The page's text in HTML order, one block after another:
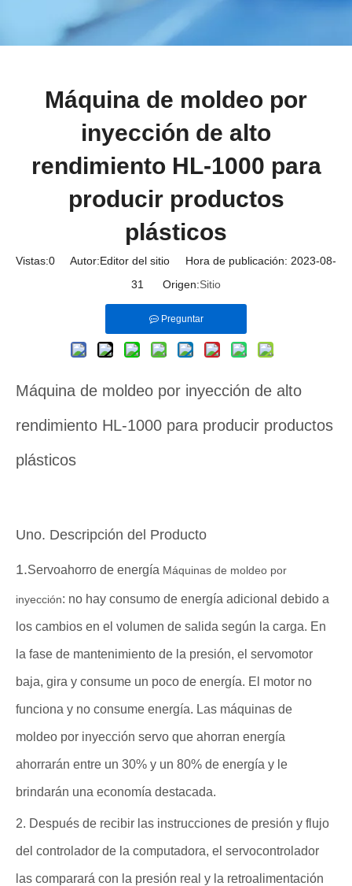
Máquina de moldeo por
inyección de alto
rendimiento HL-1000 para
producir productos
plásticos
Vistas:0 Autor:Editor del sitio Hora de publicación: 2023-08-
31 Origen:Sitio
Preguntar
Máquina de moldeo por inyección de alto
rendimiento HL-1000 para producir productos
plásticos
Uno. Descripción del Producto
1.Servoahorro de energía Máquinas de moldeo por
inyección: no hay consumo de energía adicional debido a
los cambios en el volumen de salida según la carga. En
la fase de mantenimiento de la presión, el servomotor
baja, gira y consume un poco de energía. El motor no
funciona y no consume energía. Las máquinas de
moldeo por inyección servo que ahorran energía
ahorrarán entre un 30% y un 80% de energía y le
brindarán una economía destacada.
2. Después de recibir las instrucciones de presión y flujo
del controlador de la computadora, el servocontrolador
las comparará con la presión real y la retroalimentación